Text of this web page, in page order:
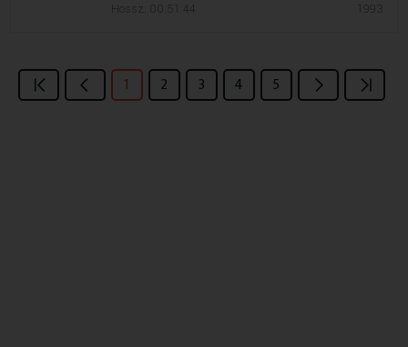
Hossz: 00:51:44
1 2 3 4 5